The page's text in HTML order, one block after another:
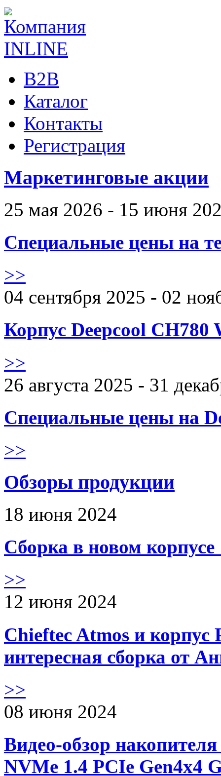
B2B
Каталог
Контакты
Регистрация
Маркетинговые акции
25 мая 2026 - 15 июня
Специальные цены на
>>
04 сентября 2025 - 02
Корпус Deepcool CH780
>>
26 августа 2025 - 31
Специальные цены на
>>
Обзоры продукции
18 июня 2024
Сборка в новом
>>
12 июня 2024
Chieftec Atmos и корпус
интересная сборка от
>>
08 июня 2024
Видео-обзор
NVMe 1.4 PCIe Gen4х4